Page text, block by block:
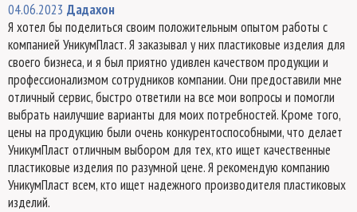
04.06.2023 Дадахон
Я хотел бы поделиться своим положительным опытом работы с
компанией УникумПласт. Я заказывал у них пластиковые изделия для
своего бизнеса, и я был приятно удивлен качеством продукции и
профессионализмом сотрудников компании. Они предоставили мне
отличный сервис, быстро ответили на все мои вопросы и помогли
выбрать наилучшие варианты для моих потребностей. Кроме того,
цены на продукцию были очень конкурентоспособными, что делает
УникумПласт отличным выбором для тех, кто ищет качественные
пластиковые изделия по разумной цене. Я рекомендую компанию
УникумПласт всем, кто ищет надежного производителя пластиковых
изделий.